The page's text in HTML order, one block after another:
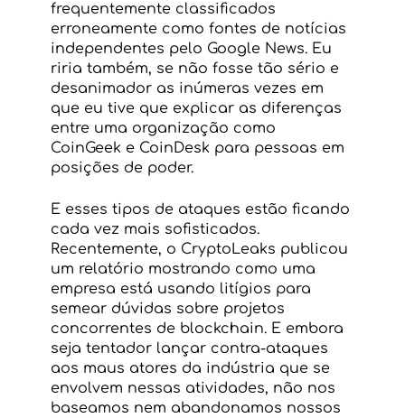
frequentemente classificados
erroneamente como fontes de notícias
independentes pelo Google News. Eu
riria também, se não fosse tão sério e
desanimador as inúmeras vezes em
que eu tive que explicar as diferenças
entre uma organização como
CoinGeek e CoinDesk para pessoas em
posições de poder.
E esses tipos de ataques estão ficando
cada vez mais sofisticados.
Recentemente, o CryptoLeaks publicou
um relatório mostrando como uma
empresa está usando litígios para
semear dúvidas sobre projetos
concorrentes de blockchain. E embora
seja tentador lançar contra-ataques
aos maus atores da indústria que se
envolvem nessas atividades, não nos
baseamos nem abandonamos nossos